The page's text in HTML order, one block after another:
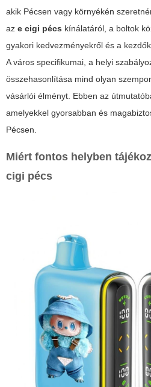
akik Pécsen vagy környékén
az e cigi pécs kínálatáról, a boltok
gyakori kedvezményekről és a
A város specifikumai, a helyi
összehasonlítása mind olyan
vásárlói élményt. Ebben az
amelyekkel gyorsabban és
Pécsen.
Miért fontos helyben
cigi pécs